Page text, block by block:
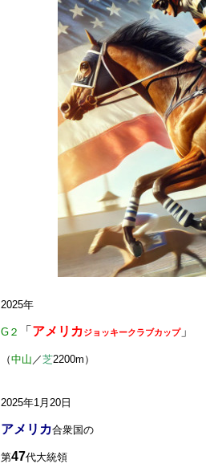
2025年
G２ 「 アメリカジョッキークラブカップ」
（中山 ／芝2200m）
2025年1月20日
アメリカ合衆国の
第47代大統領